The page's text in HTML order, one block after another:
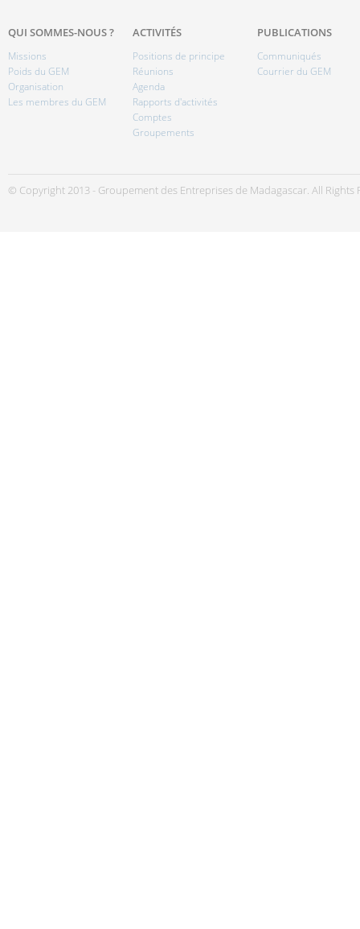
QUI SOMMES-NOUS ?
Missions
Poids du GEM
Organisation
Les membres du GEM
ACTIVITÉS
Positions de principe
Réunions
Agenda
Rapports d'activités
Comptes
Groupements
PUBLICATIONS
Communiqués
Courrier du GEM
© Copyright 2013 - Groupement des Entreprises de Madagascar. All Rights